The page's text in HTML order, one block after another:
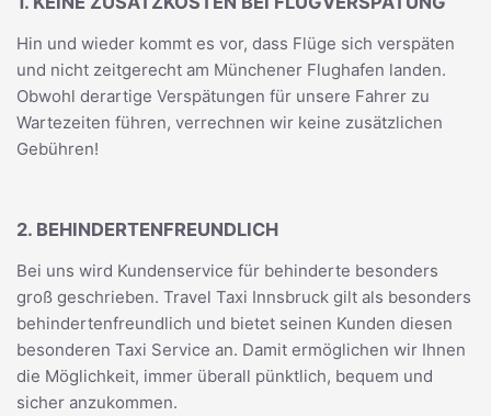
Hin und wieder kommt es vor, dass Flüge sich verspäten
und nicht zeitgerecht am Münchener Flughafen landen.
Obwohl derartige Verspätungen für unsere Fahrer zu
Wartezeiten führen, verrechnen wir keine zusätzlichen
Gebühren!
2. BEHINDERTENFREUNDLICH
Bei uns wird Kundenservice für behinderte besonders
groß geschrieben. Travel Taxi Innsbruck gilt als besonders
behindertenfreundlich und bietet seinen Kunden diesen
besonderen Taxi Service an. Damit ermöglichen wir Ihnen
die Möglichkeit, immer überall pünktlich, bequem und
sicher anzukommen.